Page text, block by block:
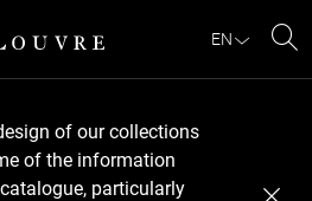
EN
of our collections
of the information
particularly